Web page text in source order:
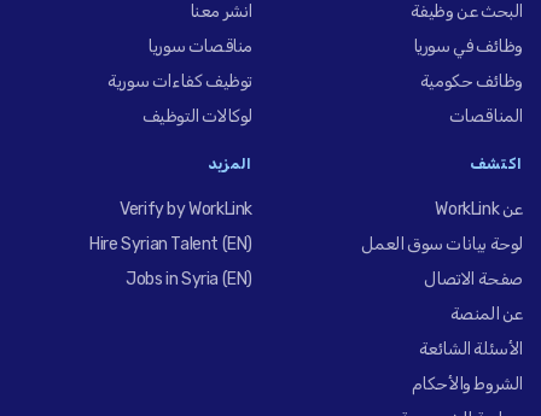
البحث عن وظيفة
وظائف في سوريا
وظائف حكومية
المناقصات
انشر معنا
مناقصات سوريا
توظيف كفاءات سورية
لوكالات التوظيف
اكتشف
عن WorkLink
لوحة بيانات سوق العمل
صفحة الاتصال
عن المنصة
الأسئلة الشائعة
الشروط والأحكام
المزيد
Verify by WorkLink
Hire Syrian Talent (EN)
Jobs in Syria (EN)